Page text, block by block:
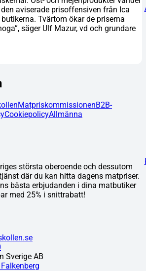
aviserade prisoffensiven från Ica
Tvärtom ökar de priserna
säger Ulf Mazur, vd och grundare
MatpriskommissionenB2B-
CookiepolicyAllmänna
största oberoende och dessutom
där du kan hitta dagens matpriser.
bästa erbjudanden i dina matbutiker
med 25% i snittrabatt!
Sverige AB